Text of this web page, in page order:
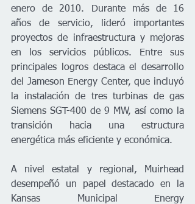
enero de 2010. Durante más de 16
años de servicio, lideró importantes
proyectos de infraestructura y mejoras
en los servicios públicos. Entre sus
principales logros destaca el desarrollo
del Jameson Energy Center, que incluyó
la instalación de tres turbinas de gas
Siemens SGT-400 de 9 MW, así como la
transición hacia una estructura
energética más eficiente y económica.
A nivel estatal y regional, Muirhead
desempeñó un papel destacado en la
Kansas Municipal Energy